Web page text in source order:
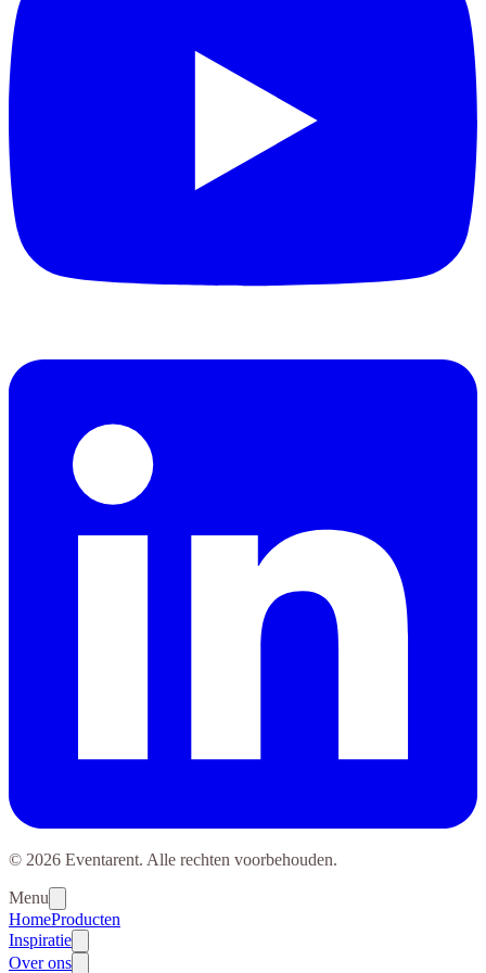
© 2026 Eventarent. Alle rechten voorbehouden.
Menu
HomeProducten
Inspiratie
Over ons